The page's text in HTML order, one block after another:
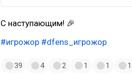
С наступающим! 🎉
#игрожор #dfens_игрожор
39 4 2 1 1 1